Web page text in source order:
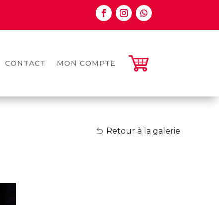
CONTACT MON COMPTE
Retour à la galerie